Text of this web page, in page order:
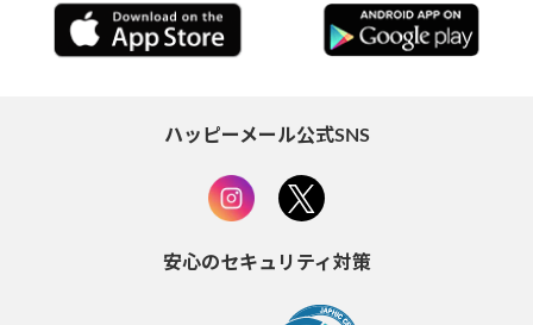
ハッピーメール公式SNS
安心のセキュリティ対策